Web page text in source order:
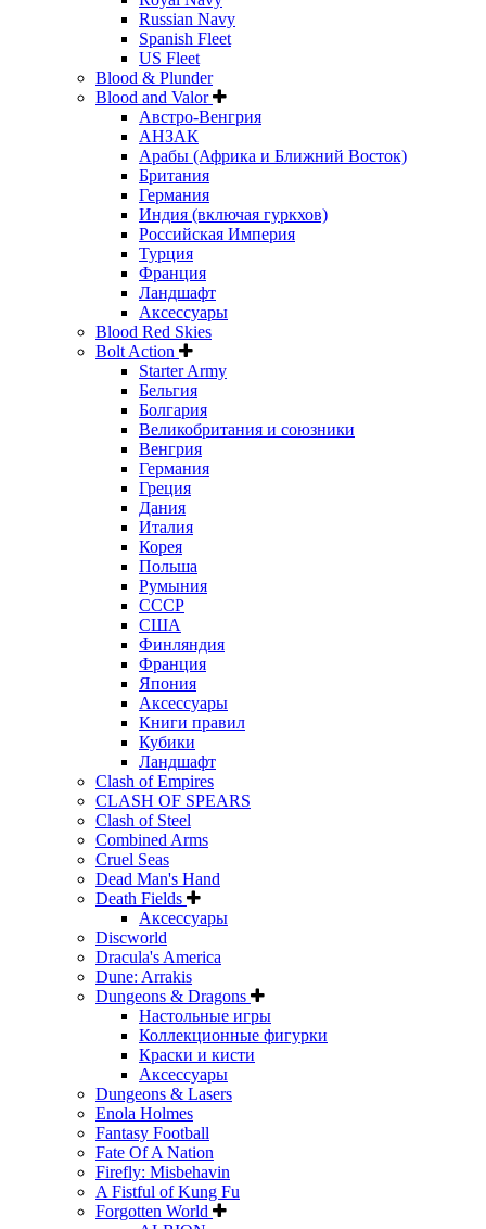
Russian Navy
Spanish Fleet
US Fleet
Blood & Plunder
Blood and Valor
Австро-Венгрия
АНЗАК
Арабы (Африка и Ближний Восток)
Британия
Германия
Индия (включая гуркхов)
Российская Империя
Турция
Франция
Ландшафт
Аксессуары
Blood Red Skies
Bolt Action
Starter Army
Бельгия
Болгария
Великобритания и союзники
Венгрия
Германия
Греция
Дания
Италия
Корея
Польша
Румыния
СССР
США
Финляндия
Франция
Япония
Аксессуары
Книги правил
Кубики
Ландшафт
Clash of Empires
CLASH OF SPEARS
Clash of Steel
Combined Arms
Cruel Seas
Dead Man's Hand
Death Fields
Аксессуары
Discworld
Dracula's America
Dune: Arrakis
Dungeons & Dragons
Настольные игры
Коллекционные фигурки
Краски и кисти
Аксессуары
Dungeons & Lasers
Enola Holmes
Fantasy Football
Fate Of A Nation
Firefly: Misbehavin
A Fistful of Kung Fu
Forgotten World